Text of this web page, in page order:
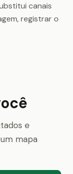
canais
registrar o
e
mapa